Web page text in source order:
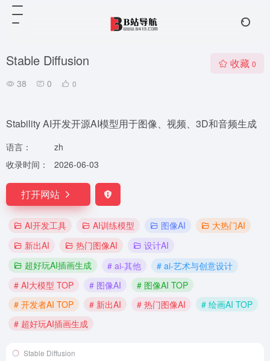
Stable Diffusion
38 0 0
收藏 0
Stability AI开发开源AI模型用于图像、视频、3D和音频生成
语言：
zh
收录时间：
2026-06-03
打开网站
AI开发工具 AI训练模型 图像AI
大热门AI
新出AI
热门图像AI
设计AI
超好玩AI插画生成
# ai-其他
# ai-艺术与创意设计
# AI大模型 TOP
# 图像AI
# 图像AI TOP
# 开发者AI TOP
# 新出AI # 热门图像AI
# 绘画AI TOP
# 超好玩AI插画生成
Stable Diffusion